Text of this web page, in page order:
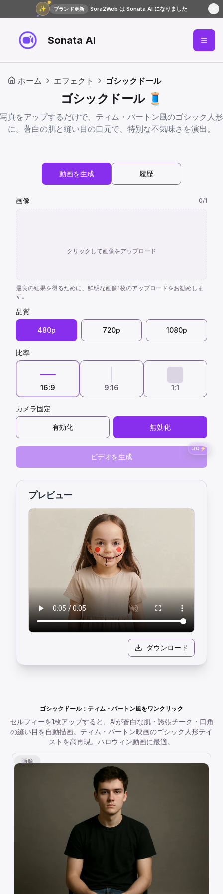
✨ ブランド更新 Sora2Web は Sonata AI になりました
Sonata AI
ホーム エフェクト ゴシックドール
ゴシックドール 🧵
写真をアップするだけで、ティム・バートン風のゴシック人形
に。蒼白の肌と縫い目の口元で、特別な不気味さを演出。
動画を生成 履歴
画像 0/1
クリックして画像をアップロード
最良の結果を得るために、鮮明な画像1枚のアップロードをお勧めしま
す。
品質
480p 720p 1080p
比率
16:9 9:16 1:1
カメラ固定
有効化 無効化
30 ⚡
ビデオを生成
プレビュー
ダウンロード
ゴシックドール：ティム・バートン風をワンクリック
セルフィーを1枚アップすると、AIが蒼白な肌・誇張チーク・口角
の縫い目を自動描画。ティム・バートン映画のゴシック人形テイ
ストを高再現。ハロウィン動画に最適。
画像